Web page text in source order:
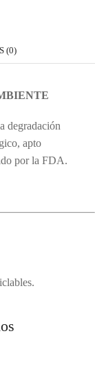
(0)
degradación
apto
por la FDA.